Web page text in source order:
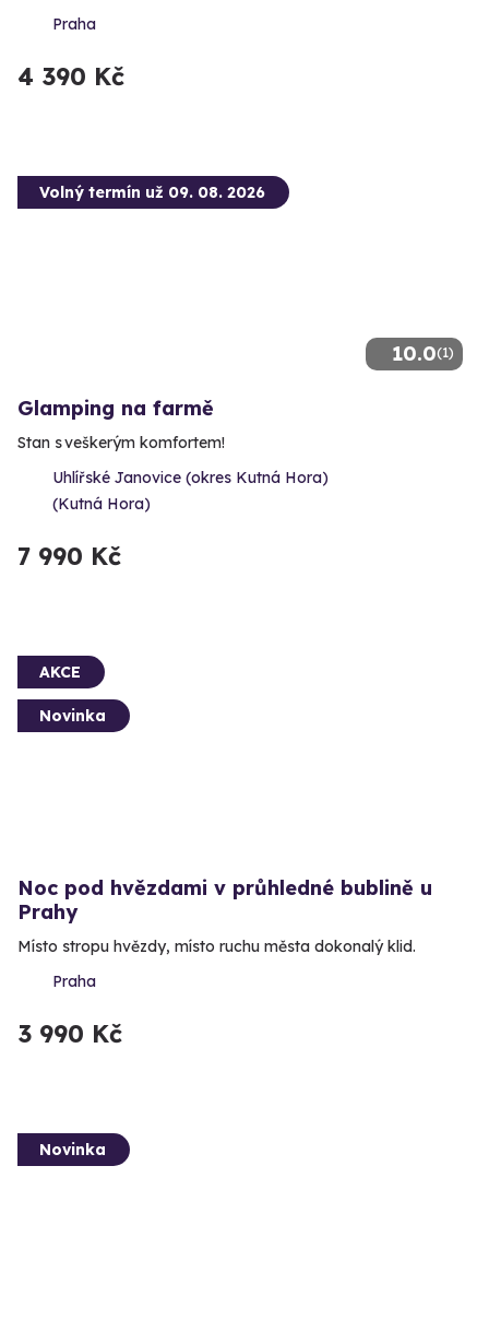
Praha
4 390 Kč
10.0(1)
Volný termín už 09. 08. 2026
Glamping na farmě
Stan s veškerým komfortem!
Uhlířské Janovice (okres Kutná Hora)
(Kutná Hora)
7 990 Kč
AKCE
Novinka
Noc pod hvězdami v průhledné bublině u
Prahy
Místo stropu hvězdy, místo ruchu města dokonalý klid.
Praha
3 990 Kč
Novinka